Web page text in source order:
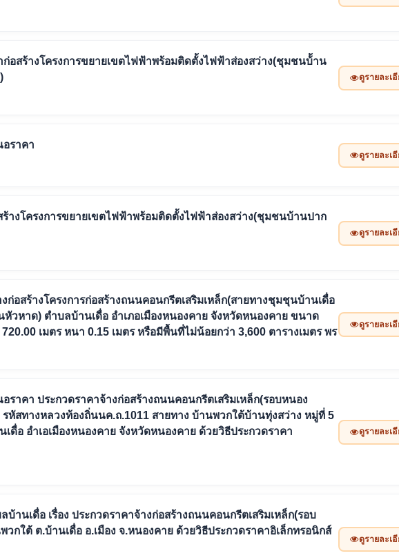
ก่อสร้างโครงการขยายเขตไฟฟ้าพร้อมติดตั้งไฟฟ้าส่องสว่าง(ชุมชนบ้้าน
ดูรายละเ
อราคา
ดูรายละเ
ร้างโครงการขยายเขตไฟฟ้าพร้อมติดตั้งไฟฟ้าส่องสว่าง(ชุมชนบ้านปาก
ดูรายละเ
งก่อสร้างโครงการก่อสร้างถนนคอนกรีตเสริมเหล็ก(สายทางชุมชุนบ้านเดื่อ
วหาด) ตำบลบ้านเดื่อ อำเภอเมืองหนองคาย จังหวัดหนองคาย ขนาด
720.00 เมตร หนา 0.15 เมตร หรือมีพื้นที่ไม่น้อยกว่า 3,600 ตารางเมตร พร
ดูรายละเ
ราคา ประกวดราคาจ้างก่อสร้างถนนคอนกรีตเสริมเหล็ก(รอบหนอง
หัสทางหลวงท้องถิ่นนค.ถ.1011 สายทาง บ้านพวกใต้บ้านทุ่งสว่าง หมู่ที่ 5
ดื่อ อำเอเมืองหนองคาย จังหวัดหนองคาย ด้วยวิธีประกวดราคา
ดูรายละเ
บ้านเดื่อ เรื่อง ประกวดราคาจ้างก่อสร้างถนนคอนกรีตเสริมเหล็ก(รอบ
วกใต้ ต.บ้านเดื่อ อ.เมือง จ.หนองคาย ด้วยวิธีประกวดราคาอิเล็กทรอนิกส์
ดูรายละเ